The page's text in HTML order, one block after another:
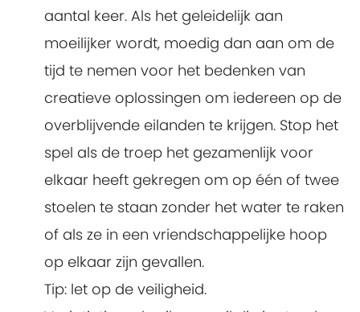
aantal keer. Als het geleidelijk aan
moeilijker wordt, moedig dan aan om de
tijd te nemen voor het bedenken van
creatieve oplossingen om iedereen op de
overblijvende eilanden te krijgen. Stop het
spel als de troep het gezamenlijk voor
elkaar heeft gekregen om op één of twee
stoelen te staan zonder het water te raken
of als ze in een vriendschappelijke hoop
op elkaar zijn gevallen.
Tip: let op de veiligheid.